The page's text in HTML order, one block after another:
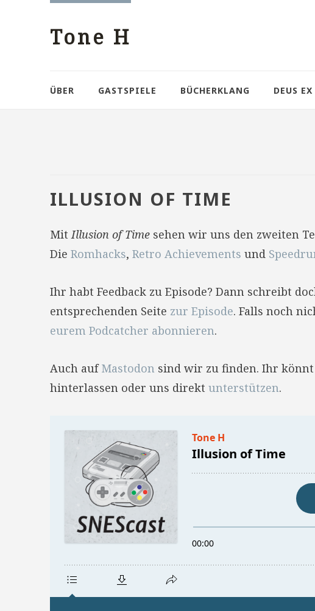
Tone H
ÜBER GASTSPIELE BÜCHERKLANG DEUS
ILLUSION OF TIME
MitIllusion of Time sehen wir uns den zweiten
Die Romhacks, Retro Achievements und
Ihr habt Feedback zu Episode? Dann schreibt
entsprechenden Seite zur Episode. Falls noch
eurem Podcatcher abonnieren.
Auch aufMastodon sind wir zu finden. Ihr
hinterlassen oder uns direkt unterstützen.